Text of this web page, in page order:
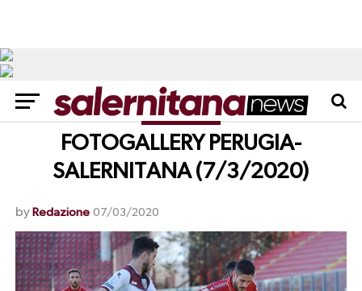
GALLERY
FOTOGALLERY PERUGIA-
SALERNITANA (7/3/2020)
by Redazione 07/03/2020